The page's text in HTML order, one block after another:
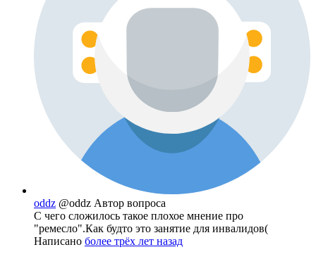
oddz @oddz Автор вопроса
С чего сложилось такое плохое мнение про
"ремесло".Как будто это занятие для инвалидов(
Написано более трёх лет назад